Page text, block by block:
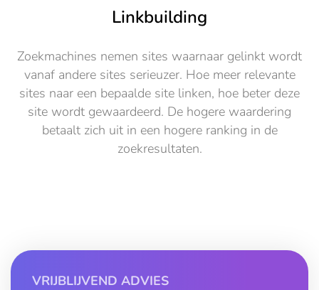
Linkbuilding
Zoekmachines nemen sites waarnaar gelinkt wordt
vanaf andere sites serieuzer. Hoe meer relevante
sites naar een bepaalde site linken, hoe beter deze
site wordt gewaardeerd. De hogere waardering
betaalt zich uit in een hogere ranking in de
zoekresultaten.
VRIJBLIJVEND ADVIES